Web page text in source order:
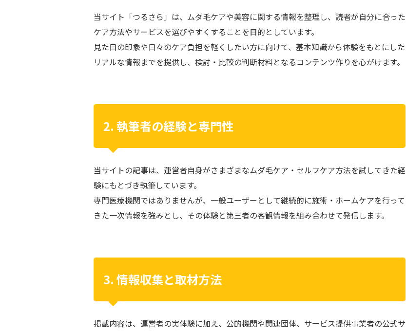
当サイト「つるさら」は、ムダ毛ケアや美容に関する情報を整理し、読者が自分に合った
ケア方法やサービスを選びやすくすることを目的としています。
見た目の印象や日々のケア負担を軽くしたい方に向けて、基本知識から体験をもとにした
リアルな情報までを提供し、検討・比較の判断材料となるコンテンツ作りを心がけます。
2. 執筆者の経験と専門性
当サイトの記事は、運営者自身がさまざまなムダ毛ケア・セルフケア方法を試してきた経
験にもとづき執筆しています。
専門医療機関ではありませんが、一般ユーザーとして継続的に施術・ホームケアを行って
きた一次情報を強みとし、その体験と第三者の客観情報を組み合わせて発信します。
3. 情報収集と取材方法
掲載内容は、運営者の実体験に加え、公的機関や関連団体、サービス提供事業者の公式サ